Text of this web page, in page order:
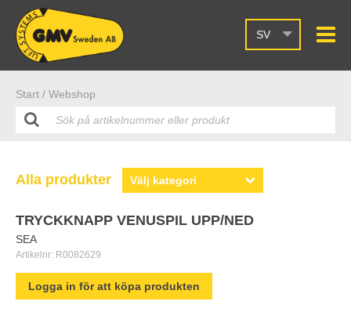
SV
Start / Webshop
Alla produkter
TRYCKKNAPP VENUSPIL UPP/NED
SEA
Artikelnr: R0082629
Logga in för att köpa produkten